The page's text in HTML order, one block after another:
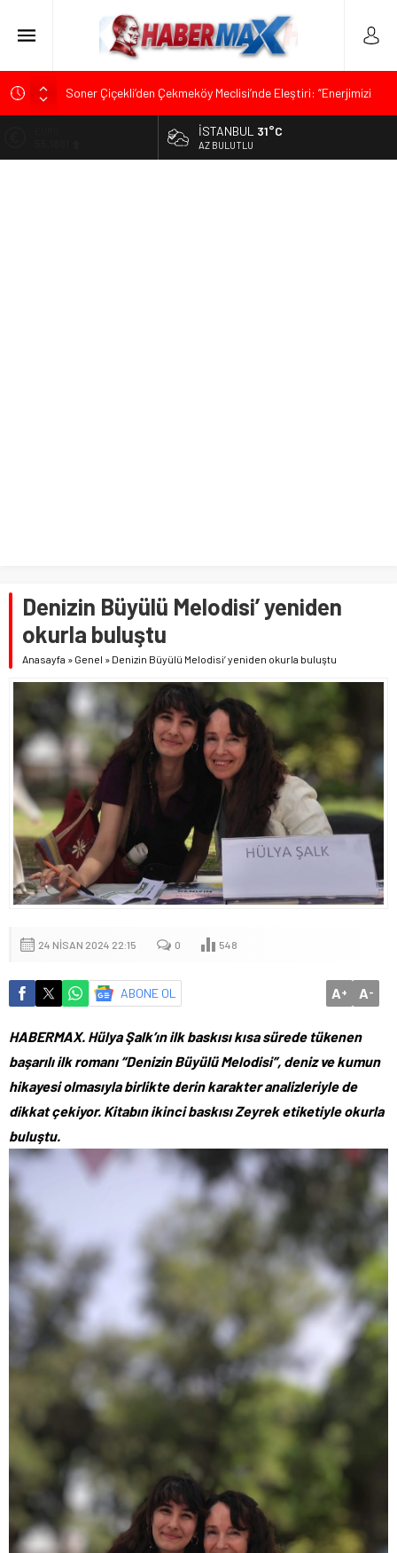
Soner Çiçekli’den Çekmeköy Meclisi’nde Eleştiri: “Enerjimizi
Edremit’te Kaymakam Ahmet Odabaş’a Duygu Dolu Veda
İSTANBUL 31°C
AZ BULUTLU
Denizin Büyülü Melodisi’ yeniden
okurla buluştu
Anasayfa » Genel » Denizin Büyülü Melodisi’ yeniden okurla buluştu
24 NISAN 2024 22:15 0 548
ABONE OL A+ A-
HABERMAX. Hülya Şalk’ın ilk baskısı kısa sürede tükenen
başarılı ilk romanı “Denizin Büyülü Melodisi”, deniz ve kumun
hikayesi olmasıyla birlikte derin karakter analizleriyle de
dikkat çekiyor. Kitabın ikinci baskısı Zeyrek etiketiyle okurla
buluştu.